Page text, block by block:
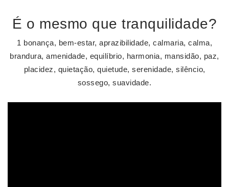
É o mesmo que tranquilidade?
1 bonança, bem-estar, aprazibilidade, calmaria, calma,
brandura, amenidade, equilíbrio, harmonia, mansidão, paz,
placidez, quietação, quietude, serenidade, silêncio,
sossego, suavidade.